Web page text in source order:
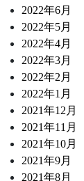
2022年6月
2022年5月
2022年4月
2022年3月
2022年2月
2022年1月
2021年12月
2021年11月
2021年10月
2021年9月
2021年8月